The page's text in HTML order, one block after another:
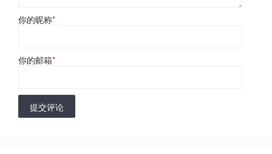
你的昵称*
你的邮箱*
提交评论